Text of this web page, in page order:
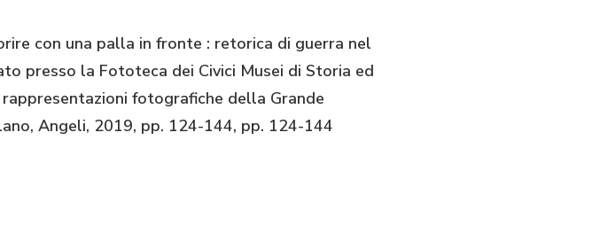
con una palla in fronte : retorica di guerra nel
presso la Fototeca dei Civici Musei di Storia ed
fotografiche della Grande
Angeli, 2019, pp. 124-144, pp. 124-144